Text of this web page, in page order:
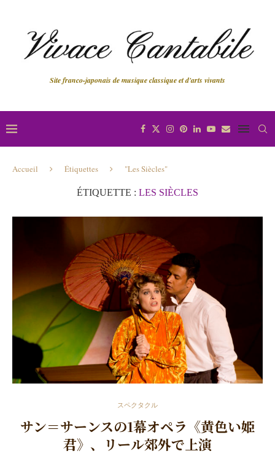
Site franco-japonais de musique classique et d'arts vivants
Accueil Étiquettes "Les Siècles"
ÉTIQUETTE : LES SIÈCLES
スペクタクル
サン＝サーンスの1幕オペラ《黄色い姫
君》、リール郊外で上演